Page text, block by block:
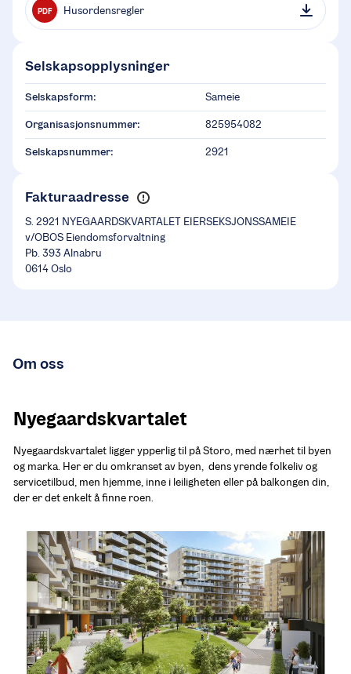
PDF Husordensregler
Selskapsopplysninger
Selskapsform: Sameie
Organisasjonsnummer: 825954082
Selskapsnummer: 2921
Fakturaadresse
S. 2921 NYEGAARDSKVARTALET EIERSEKSJONSSAMEIE
v/OBOS Eiendomsforvaltning
Pb. 393 Alnabru
0614 Oslo
Om oss
Nyegaardskvartalet
Nyegaardskvartalet ligger ypperlig til på Storo, med nærhet til byen
og marka. Her er du omkranset av byen,  dens yrende folkeliv og
servicetilbud, men hjemme, inne i leiligheten eller på balkongen din,
der er det enkelt å finne roen.